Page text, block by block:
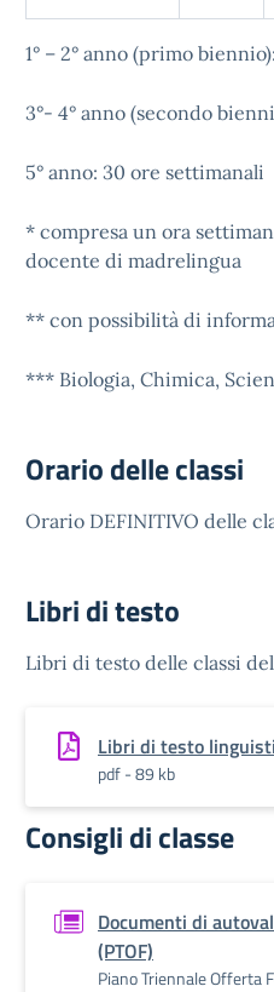
1° – 2° anno (primo
3°- 4° anno (secondo
5° anno: 30 ore settimanali
* compresa un ora
docente di madrelingua
** con possibilità di
*** Biologia, Chimica,
Orario delle classi
Orario DEFINITIVO delle
Libri di testo
Libri di testo delle classi
Libri di testo
pdf - 89 kb
Consigli di classe
Documenti di
(PTOF)
Piano Triennale Offerta